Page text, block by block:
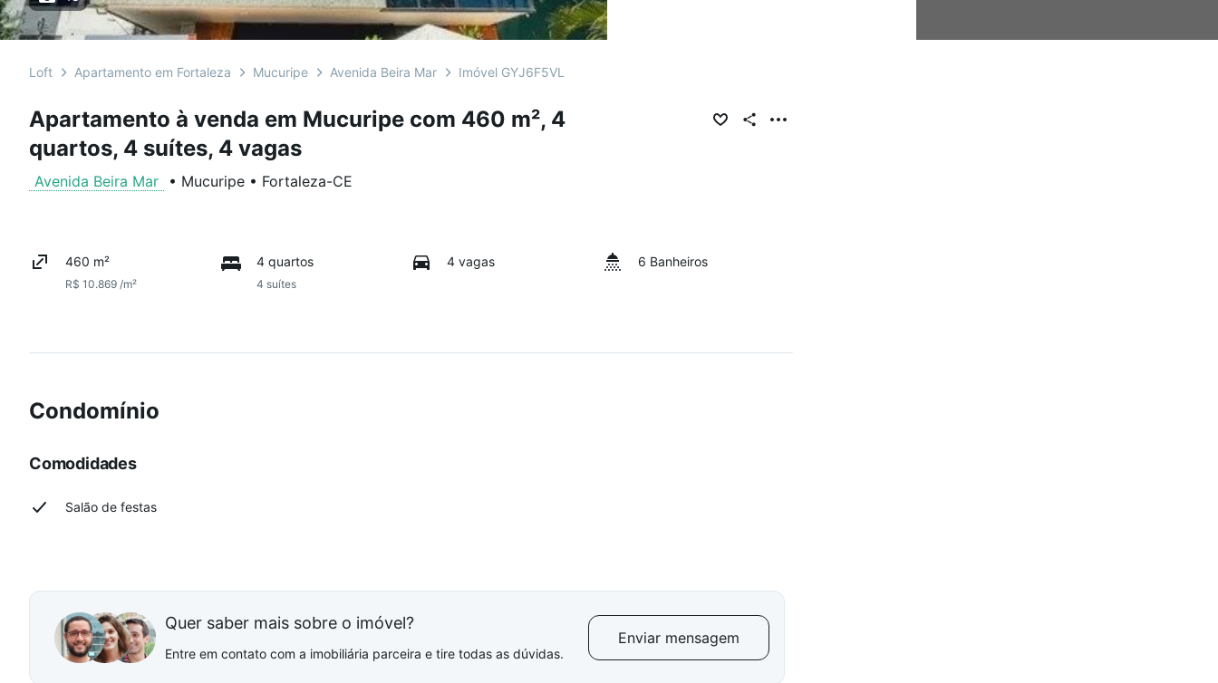
Loft Apartamento em Fortaleza Mucuripe Avenida Beira Mar Imóvel GYJ6F5VL
Apartamento à venda em Mucuripe com 460 m², 4
quartos, 4 suítes, 4 vagas
Avenida Beira Mar • Mucuripe • Fortaleza-CE
460 m²
R$ 10.869 /m²
4 quartos
4 suítes
4 vagas 6 Banheiros
Condomínio
Comodidades
Salão de festas
Quer saber mais sobre o imóvel?
Entre em contato com a imobiliária parceira e tire todas as dúvidas.
Enviar mensagem